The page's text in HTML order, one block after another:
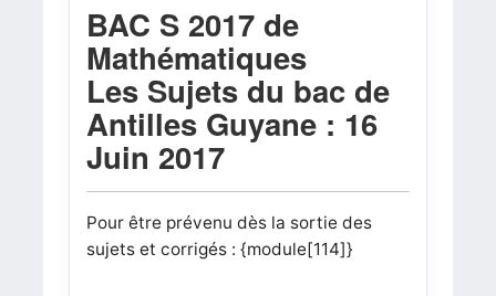
BAC S 2017 de
Mathématiques
Les Sujets du bac de
Antilles Guyane : 16
Juin 2017
Pour être prévenu dès la sortie des
sujets et corrigés : {module[114]}